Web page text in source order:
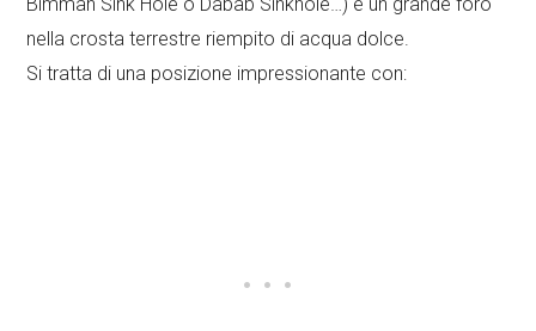
nella crosta terrestre riempito di acqua dolce.
Si tratta di una posizione impressionante con: